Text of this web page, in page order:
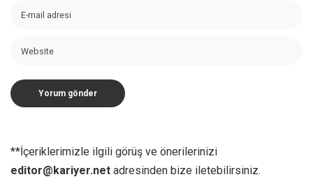
**İçeriklerimizle ilgili görüş ve önerilerinizi
editor@kariyer.net adresinden bize iletebilirsiniz.